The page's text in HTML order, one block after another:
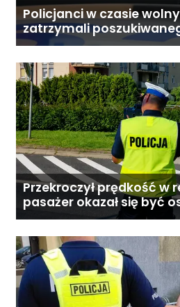
Policjanci w czasie
zatrzymali
Przekroczył prędkość w
pasażer okazał się być
poszukiwaną